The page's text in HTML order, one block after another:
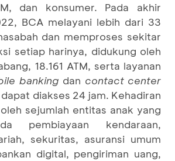
dan konsumer. Pada akhir
BCA melayani lebih dari 33
dan memproses sekitar
setiap harinya, didukung oleh
18.161 ATM, serta layanan
banking dan contact center
diakses 24 jam. Kehadiran
sejumlah entitas anak yang
pembiayaan kendaraan,
sekuritas, asuransi umum
digital, pengiriman uang,